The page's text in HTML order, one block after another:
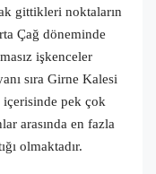
gittikleri noktaların
Çağ döneminde
işkenceler
sıra Girne Kalesi
pek çok
arasında en fazla
olmaktadır.